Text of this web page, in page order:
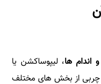
اندام ها، لیپوساکشن یا
از بخش های مختلف